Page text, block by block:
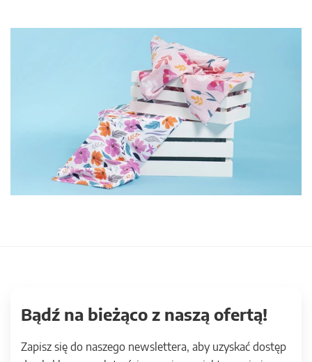
Bądź na bieżąco z naszą ofertą!
Zapisz się do naszego newslettera, aby uzyskać dostęp